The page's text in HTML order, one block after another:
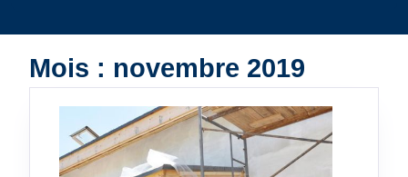
Mois : novembre 2019